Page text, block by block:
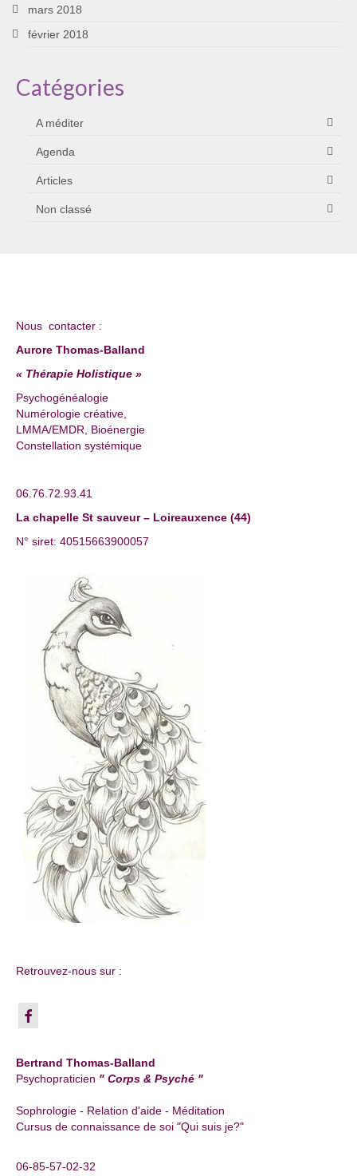
mars 2018
février 2018
Catégories
A méditer
Agenda
Articles
Non classé
Nous contacter :
Aurore Thomas-Balland
« Thérapie Holistique »
Psychogénéalogie
Numérologie créative,
LMMA/EMDR, Bioénergie
Constellation systémique
06.76.72.93.41
La chapelle St sauveur – Loireauxence (44)
N° siret: 40515663900057
Retrouvez-nous sur :
Bertrand Thomas-Balland
Psychopraticien " Corps & Psyché "
Sophrologie - Relation d'aide - Méditation
Cursus de connaissance de soi "Qui suis je?"
06-85-57-02-32